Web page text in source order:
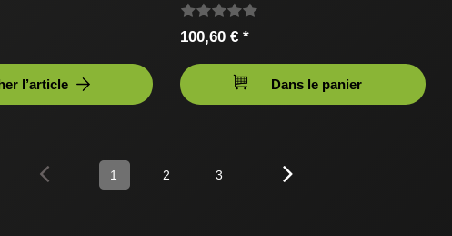
l’article
100,60 € *
Dans le panier
1 2 3